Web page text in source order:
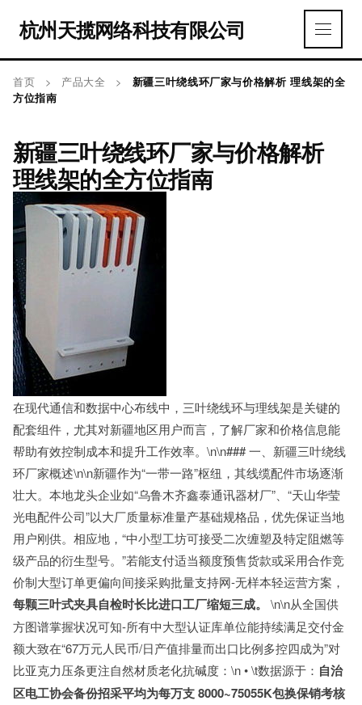
杭州天揽网络科技有限公司
首页 > 产品大全 >
新疆三叶绕线环厂家与价格解析 理线架的全
方位指南
新疆三叶绕线环厂家与价格解析
理线架的全方位指南
在现代通信和数据中心布线中，三叶绕线环与理线架是关键的
配套组件，尤其对新疆地区用户而言，了解厂家和价格信息能
帮助有效控制成本和提升工作效率。\n\n### 一、新疆三叶绕线
环厂家概述\n\n新疆作为“一带一路”枢纽，其线缆配件市场逐渐
壮大。本地龙头企业如“乌鲁木齐鑫泰通讯器材厂”、“天山华莹
光电配件公司”以大厂质量标准量产基础规格品，优先保证当地
用户刚供。相应地，“中小型工坊可接受二次缠塑及特定阻燃等
级产品的衍生型号。”若能支付适当额度预售货款或采用合作竞
价制大型订单更偏向间接采购批量支持网-无样本轻运营方案，
每颗三叶式夹具自检时长比进口工厂缩短三成。
\n\n从全国供
方图谱掌握状况可知-所有中大型认证库单位能持续满足交付金
额大致在“67万元人民币/日产值排量而出口比例多控四成为”对
比亚克力压条更注自然材质老化抗碱度：\n • \t数据源于： 自治
区电工协会备份招采平均为每万支 8000~75055K包换保销考核